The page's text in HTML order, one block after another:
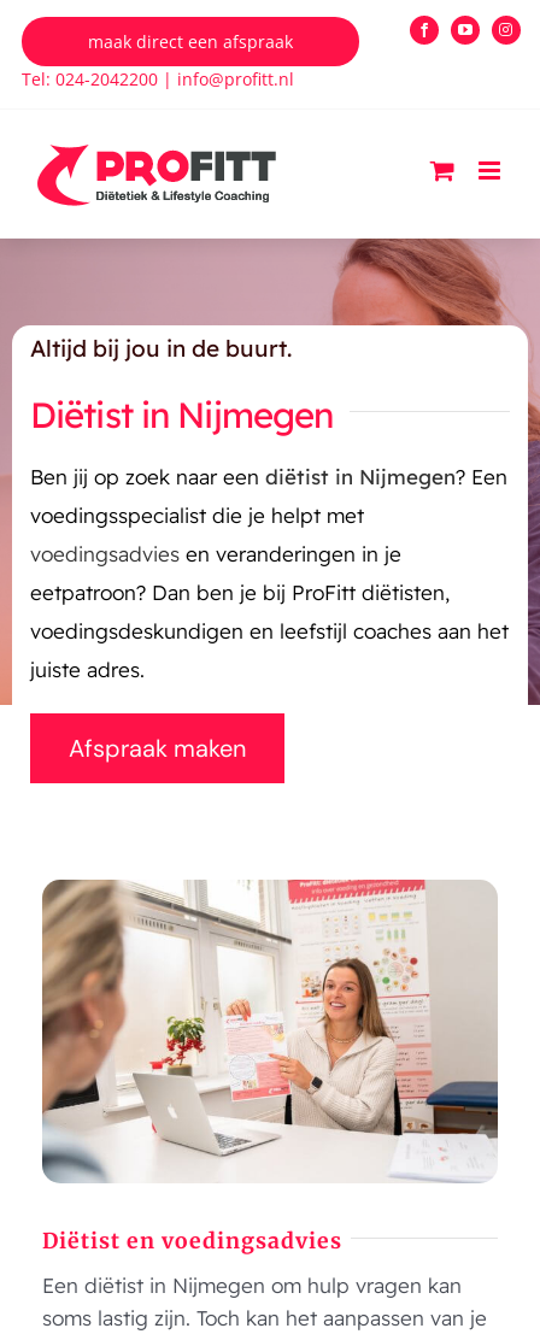
naar
inhoud
maak direct een afspraak
Tel: 024-2042200| info@profitt.nl
FacebookYouTube
Altijd bij jou in de buurt.
Diëtist in Nijmegen
Ben jij op zoek naar een diëtist in Nijmegen? Een
voedingsspecialist die je helpt met
voedingsadviesen veranderingen in je
eetpatroon? Dan ben je bij ProFitt diëtisten,
voedingsdeskundigen en leefstijl coaches aan het
juiste adres.
Afspraak maken
Diëtist en voedingsadvies
Een diëtist in Nijmegen om hulp vragen kan
soms lastig zijn. Toch kan het aanpassen van je